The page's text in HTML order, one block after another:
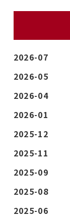
2026-07
2026-05
2026-04
2026-01
2025-12
2025-11
2025-09
2025-08
2025-06